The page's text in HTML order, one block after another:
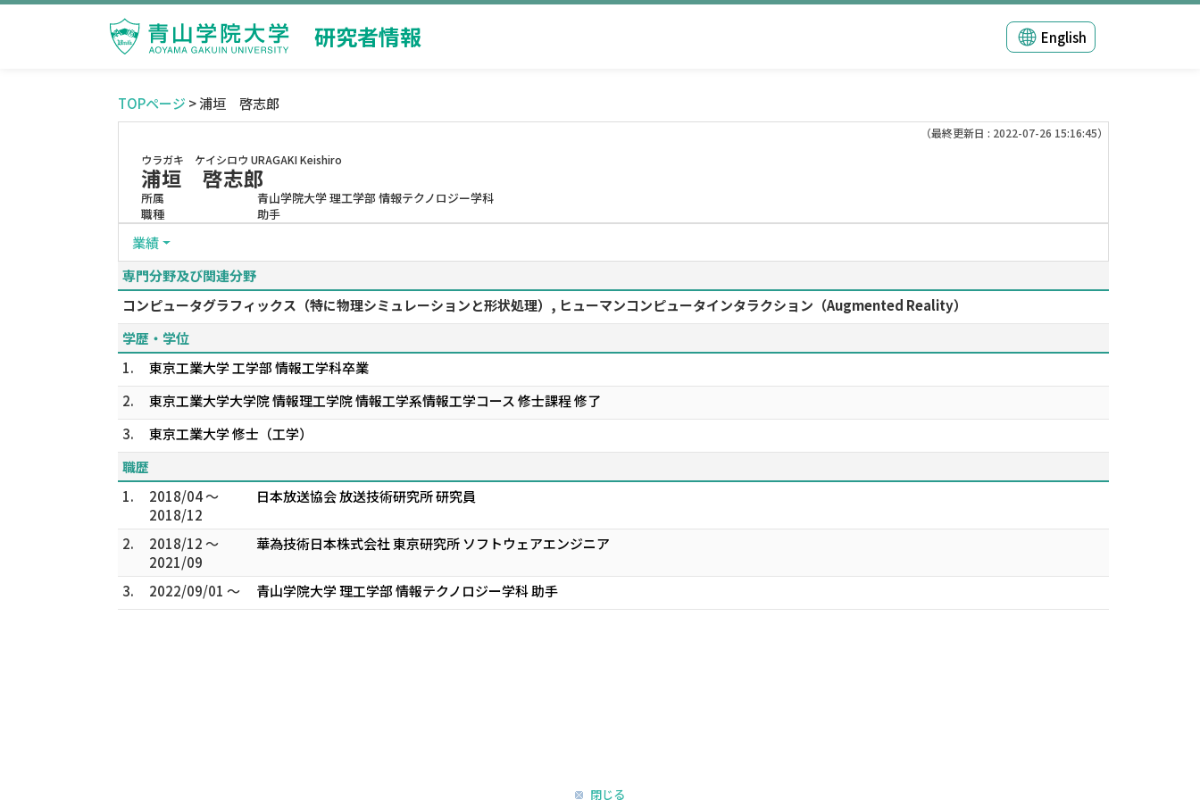
研究者情報 English
TOPページ > 浦垣 啓志郎
（最終更新日 : 2022-07-26 15:16:45）
ウラガキ ケイシロウ URAGAKI Keishiro
浦垣 啓志郎
所属
青山学院大学 理工学部 情報テクノロジー学科
職種
助手
業績
専門分野及び関連分野
コンピュータグラフィックス（特に物理シミュレーションと形状処理）, ヒューマンコンピュータインタラクション（Augmented Reality）
学歴・学位
1.
東京工業大学 工学部 情報工学科卒業
2.
東京工業大学大学院 情報理工学院 情報工学系情報工学コース 修士課程 修了
3.
東京工業大学 修士（工学）
職歴
1.
2018/04 ～
2018/12
日本放送協会 放送技術研究所 研究員
2.
2018/12 ～
2021/09
華為技術日本株式会社 東京研究所 ソフトウェアエンジニア
3. 2022/09/01 ～ 青山学院大学 理工学部 情報テクノロジー学科 助手
閉じる